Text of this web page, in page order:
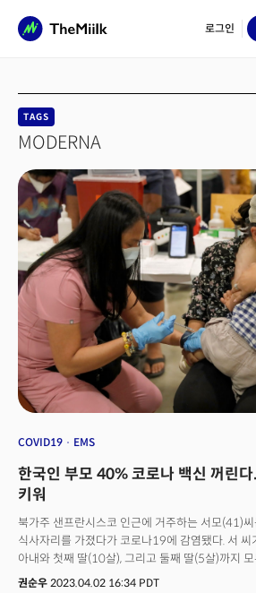
로그인
TAGS
MODERNA
COVID19 EMS
한국인 부모 40% 코로나 백신 꺼린
키워
북가주 샌프란시스코 인근에 거주하는 서모(41)
식사자리를 가졌다가 코로나19에 감염됐다. 서 씨
아내와 첫째 딸(10살), 그리고 둘째 딸(5살)까지
씨와 아내는 백신을 접종했지만, 두 딸은 미접종 상
권순우 2023.04.02 16:34 PDT